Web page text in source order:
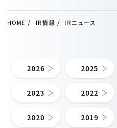
HOME IR情報 IRニュース
2026 2025
2023 2022
2020 2019